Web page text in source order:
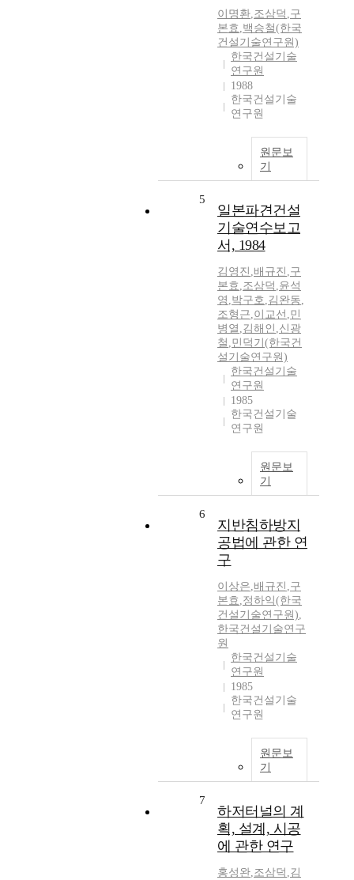
이명환,조삼덕 ,구
본효 ,백승철(한국
건설기술연구원)
한국건설기술
연구원
1988
한국건설기술
연구원
원문보
기
5
일본파견건설
기술연수보고
서, 1984
김영진 ,배규진 ,구
본효 ,조삼덕 ,윤석
영 ,박구호,김완동,
조형근,이교선 ,민
병열 ,김해인 ,신광
철 ,민덕기(한국건
설기술연구원)
한국건설기술
연구원
1985
한국건설기술
연구원
원문보
기
6
지반침하방지
공법에 관한 연
구
이상은,배규진 ,구
본효 ,정하익(한국
건설기술연구원),
한국건설기술연구
원
한국건설기술
연구원
1985
한국건설기술
연구원
원문보
기
7
하저터널의 계
획, 설계, 시공
에 관한 연구
홍성완,조삼덕 ,김